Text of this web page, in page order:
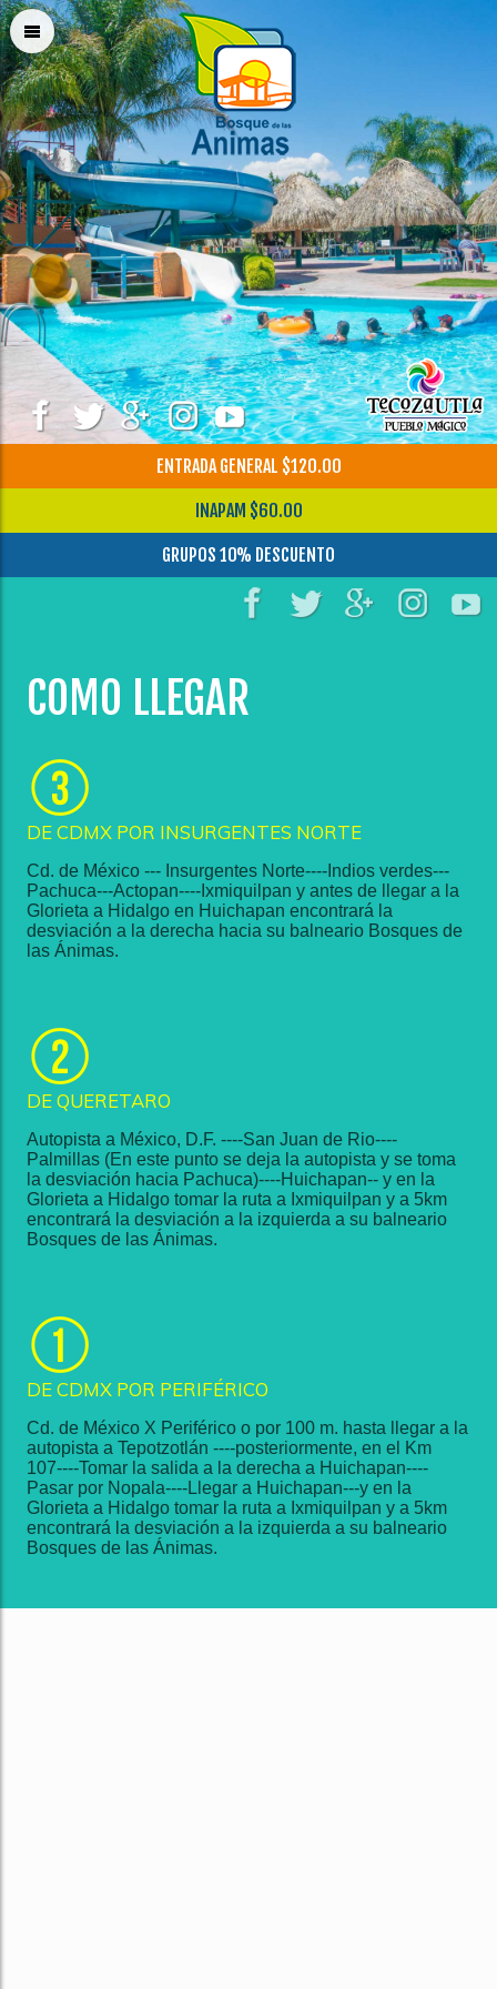
ENTRADA GENERAL $120.00
INAPAM $60.00
GRUPOS 10% DESCUENTO
COMO LLEGAR
DE CDMX POR PERIFÉRICO
Cd. de México X Periférico o por 100 m. hasta llegar a la
autopista a Tepotzotlán ----posteriormente, en el Km
107----Tomar la salida a la derecha a Huichapan----
Pasar por Nopala----Llegar a Huichapan---y en la
Glorieta a Hidalgo tomar la ruta a Ixmiquilpan y a 5km
encontrará la desviación a la izquierda a su balneario
Bosques de las Ánimas.
DE QUERETARO
Autopista a México, D.F. ----San Juan de Rio----
Palmillas (En este punto se deja la autopista y se toma
la desviación hacia Pachuca)----Huichapan-- y en la
Glorieta a Hidalgo tomar la ruta a Ixmiquilpan y a 5km
encontrará la desviación a la izquierda a su balneario
Bosques de las Ánimas.
DE CDMX POR INSURGENTES NORTE
Cd. de México --- Insurgentes Norte----Indios verdes---
Pachuca---Actopan----Ixmiquilpan y antes de llegar a la
Glorieta a Hidalgo en Huichapan encontrará la
desviación a la derecha hacia su balneario Bosques de
las Ánimas.